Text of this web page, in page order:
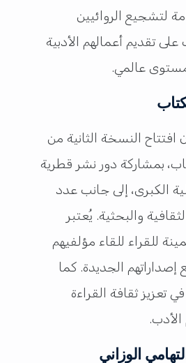
لتشجيع الروائيين
تقديم أعمالهم الأدبية
عالمي.
النسخة الثانية من
بمشاركة دور نشر قطرية
الكبرى، إلى جانب عدد
والبحثية. يُعتبر
للقراء للقاء مؤلفيهم
الجديدة. كما
ثقافة القراءة
الوزاني